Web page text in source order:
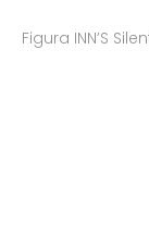
Figura INN’S